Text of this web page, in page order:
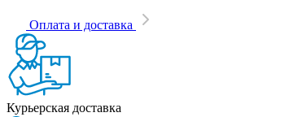
Оплата и доставка
Курьерская доставка